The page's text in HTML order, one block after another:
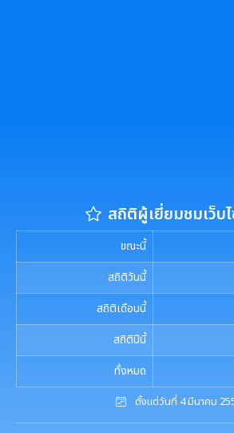
เจตจำนงทางการเมืองการต่อต้าน
บริหาร
เจตนารมณ์การป้องกันและต่อต้
การขับเคลื่อนนโยบาย No Gift Policy
ประกาศเจตนารมณ์นโยบาย No
การขับเคลื่อนนโยบาย No Gift
มาตรการส่งเสริมคุณธรรมและความโ
การนำผลการประเมิน ITA ไปสู่ก
แผนปฏิบัติการป้องกันการทุจริต
สถิติผู้เยี่ยมชมเว็บ
ขณะนี้
สถิติวันนี้
สถิติเดือนนี้
สถิติปีนี้
ทั้งหมด
ตั้งแต่วันที่ 4 มีนาคม